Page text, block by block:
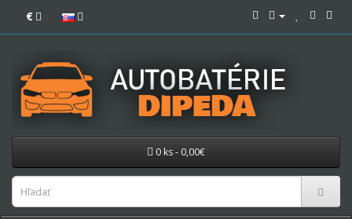
€
0 ks - 0,00€